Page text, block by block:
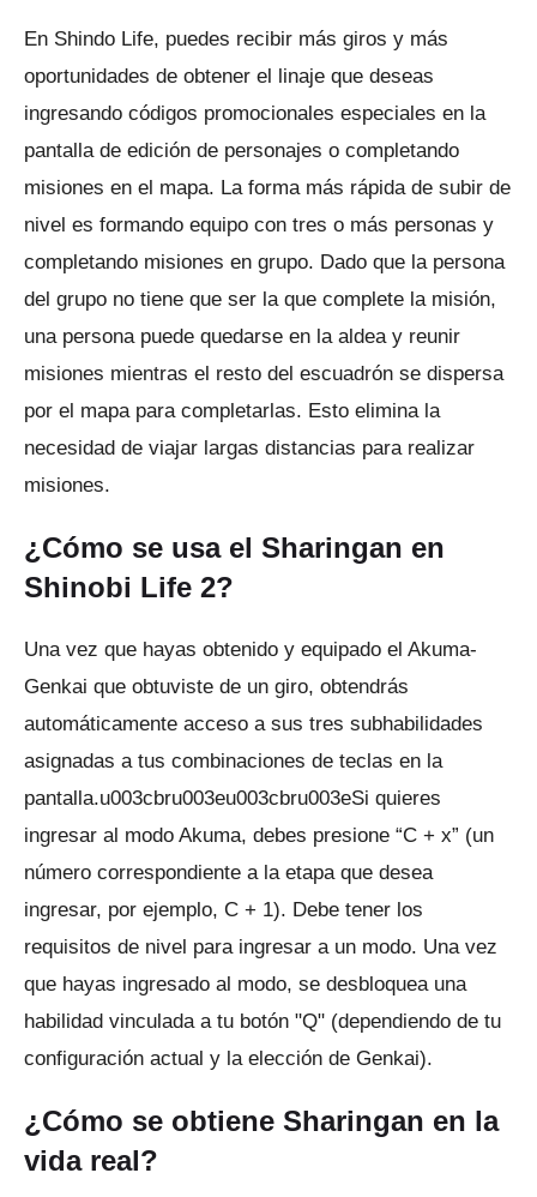
En Shindo Life, puedes recibir más giros y más
oportunidades de obtener el linaje que deseas
ingresando códigos promocionales especiales en la
pantalla de edición de personajes o completando
misiones en el mapa. La forma más rápida de subir de
nivel es formando equipo con tres o más personas y
completando misiones en grupo. Dado que la persona
del grupo no tiene que ser la que complete la misión,
una persona puede quedarse en la aldea y reunir
misiones mientras el resto del escuadrón se dispersa
por el mapa para completarlas. Esto elimina la
necesidad de viajar largas distancias para realizar
misiones.
¿Cómo se usa el Sharingan en
Shinobi Life 2?
Una vez que hayas obtenido y equipado el Akuma-
Genkai que obtuviste de un giro, obtendrás
automáticamente acceso a sus tres subhabilidades
asignadas a tus combinaciones de teclas en la
pantalla.u003cbru003eu003cbru003eSi quieres
ingresar al modo Akuma, debes presione “C + x” (un
número correspondiente a la etapa que desea
ingresar, por ejemplo, C + 1). Debe tener los
requisitos de nivel para ingresar a un modo. Una vez
que hayas ingresado al modo, se desbloquea una
habilidad vinculada a tu botón "Q" (dependiendo de tu
configuración actual y la elección de Genkai).
¿Cómo se obtiene Sharingan en la
vida real?